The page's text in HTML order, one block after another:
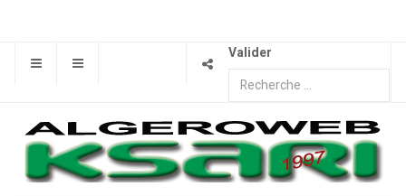
Valider